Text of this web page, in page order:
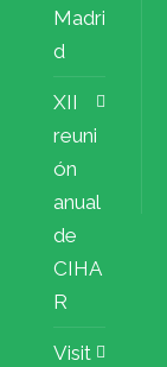
Madri
d
XII
reuni
ón
anual
de
CIHA
R
Visit